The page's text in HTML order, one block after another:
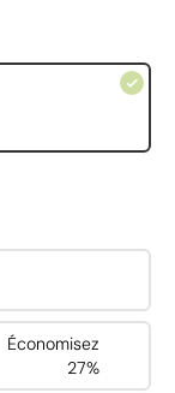
Économisez
27%